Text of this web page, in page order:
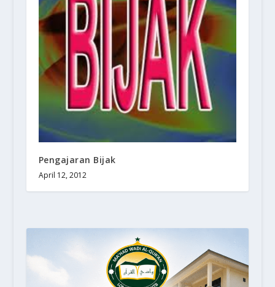
Pengajaran Bijak
April 12, 2012